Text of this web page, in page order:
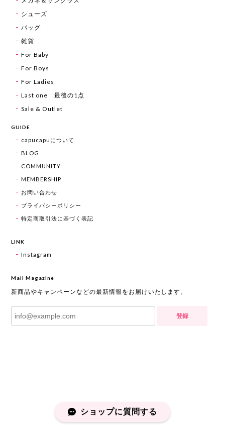
シューズ
バッグ
雑貨
For Baby
For Boys
For Ladies
Last one 最後の1点
Sale & Outlet
GUIDE
capucapuについて
BLOG
COMMUNITY
MEMBERSHIP
お問い合わせ
プライバシーポリシー
特定商取引法に基づく表記
LINK
Instagram
Mail Magazine
新商品やキャンペーンなどの最新情報をお届けいたします。
登録
ショップに質問する